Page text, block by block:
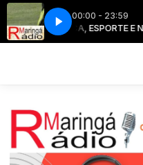
00:00 - 23:59
MÚSICA, ESPORTE